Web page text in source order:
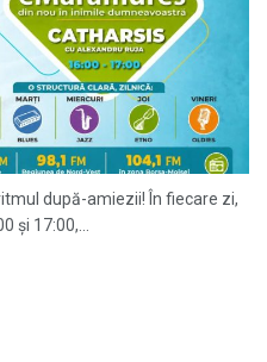
după-amiezii! În fiecare zi,
și 17:00,...